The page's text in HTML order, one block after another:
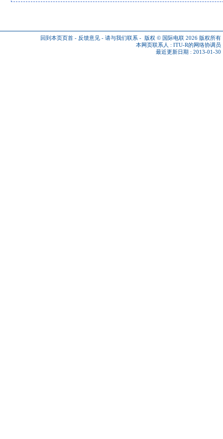
回到本页页首 - 反馈意见 - 请与我们联系 - 版权 © 国际电联 2026 版权所有
本网页联系人 : ITU-R的网络协调员
最近更新日期 : 2013-01-30